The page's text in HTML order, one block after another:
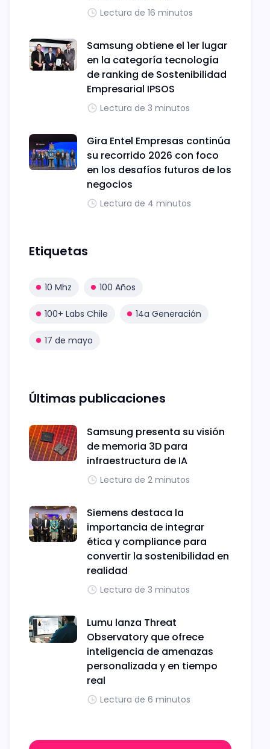
Lectura de 16 minutos
Samsung obtiene el 1er lugar
en la categoría tecnología
de ranking de Sostenibilidad
Empresarial IPSOS
Lectura de 3 minutos
Gira Entel Empresas continúa
su recorrido 2026 con foco
en los desafíos futuros de los
negocios
Lectura de 4 minutos
Etiquetas
10 Mhz 100 Años
100+ Labs Chile 14a Generación
17 de mayo
Últimas publicaciones
Samsung presenta su visión
de memoria 3D para
infraestructura de IA
Lectura de 2 minutos
Siemens destaca la
importancia de integrar
ética y compliance para
convertir la sostenibilidad en
realidad
Lectura de 3 minutos
Lumu lanza Threat
Observatory que ofrece
inteligencia de amenazas
personalizada y en tiempo
real
Lectura de 6 minutos